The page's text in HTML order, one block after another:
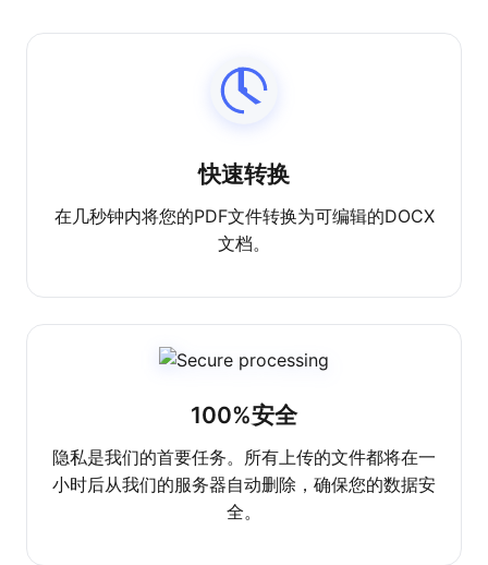
快速转换
在几秒钟内将您的PDF文件转换为可编辑的DOCX
文档。
100%安全
隐私是我们的首要任务。所有上传的文件都将在一
小时后从我们的服务器自动删除，确保您的数据安
全。